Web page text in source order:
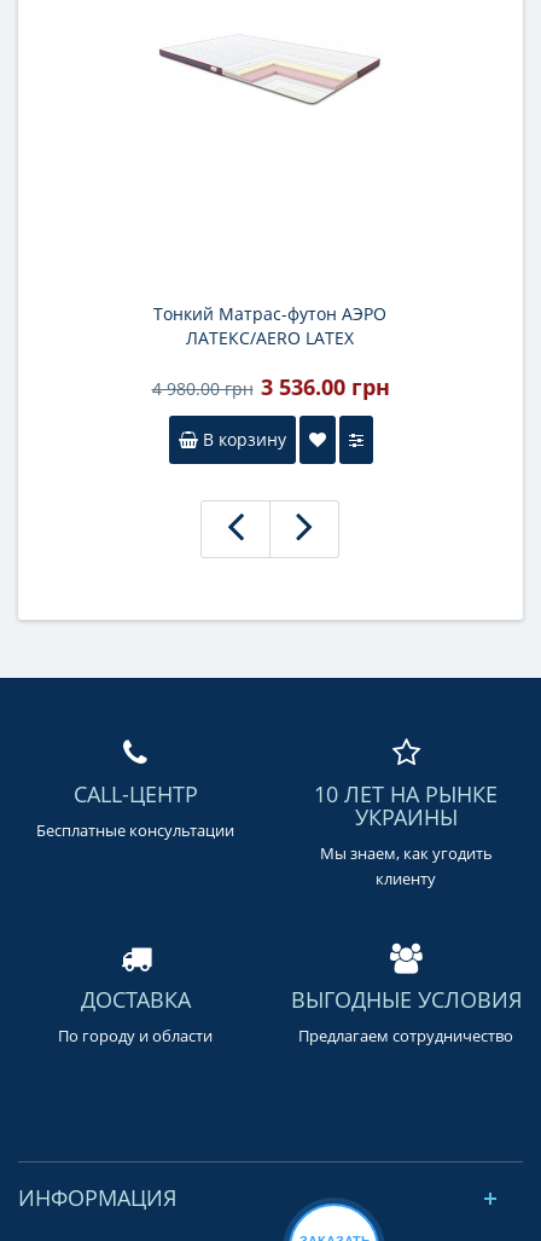
Тонкий Матрас-футон АЭРО
ЛАТЕКС/AERO LATEX
4 980.00 грн 3 536.00 грн
В корзину
CALL-ЦЕНТР
Бесплатные консультации
10 ЛЕТ НА РЫНКЕ
УКРАИНЫ
Мы знаем, как угодить
клиенту
ДОСТАВКА
По городу и области
ВЫГОДНЫЕ УСЛОВИЯ
Предлагаем сотрудничество
ИНФОРМАЦИЯ